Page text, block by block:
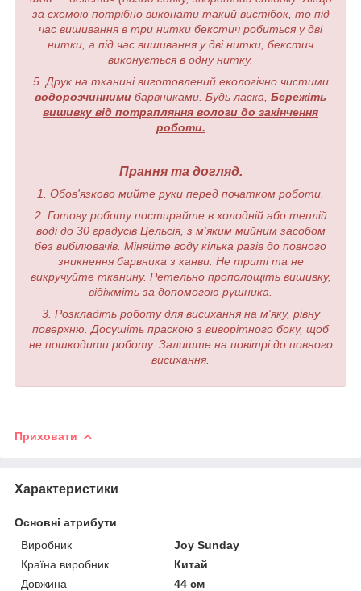
за схемою потрібно виконати такий вистібок, то під
час вишивання в три нитки бекстич робиться у дві
нитки, а під час вишивання у дві нитки, бекстич
виконується в одну нитку.
5. Друк на тканині виготовлений екологічно чистими
водорозчинними барвниками. Будь ласка, Бережіть
вишивку від потрапляння вологи до закінчення
роботи.
Прання та догляд.
1. Обов'язково мийте руки перед початком роботи.
2. Готову роботу постирайте в холодній або теплій
воді до 30 градусів Цельсія, з м'яким мийним засобом
без вибілювачів. Міняйте воду кілька разів до повного
зникнення барвника з канви. Не триті та не
викручуйте тканину. Ретельно прополощіть вишивку,
відіжміть за допомогою рушника.
3. Розкладіть роботу для висихання на м'яку, рівну
поверхню. Досушіть праскою з виворітного боку, щоб
не пошкодити роботу. Залиште на повітрі до повного
висихання.
Приховати
Характеристики
Основні атрибути
Виробник
Joy Sunday
Країна виробник
Китай
Довжина
44 см